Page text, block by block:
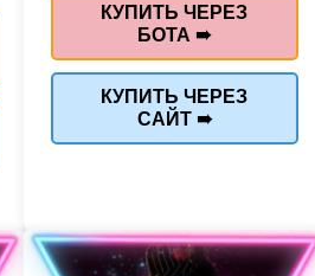
КУПИТЬ ЧЕРЕЗ
БОТА ➠
КУПИТЬ ЧЕРЕЗ
САЙТ ➠